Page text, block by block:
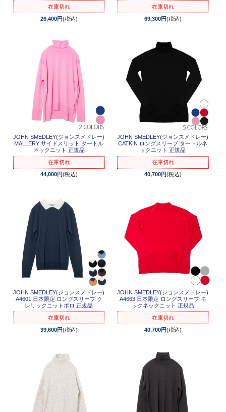
在庫切れ
26,400円(税込)
在庫切れ
69,300円(税込)
JOHN SMEDLEY(ジョンスメドレー)
MALLERY サイドスリット タートル
ネックニット 正規品
在庫切れ
44,000円(税込)
JOHN SMEDLEY(ジョンスメドレー)
CATKIN ロングスリーブ タートルネ
ックニット 正規品
在庫切れ
40,700円(税込)
JOHN SMEDLEY(ジョンスメドレー)
A4601 日本限定 ロングスリーブ ク
レリックニットポロ 正規品
在庫切れ
39,600円(税込)
JOHN SMEDLEY(ジョンスメドレー)
A4663 日本限定 ロングスリーブ モ
ックネックニット 正規品
在庫切れ
40,700円(税込)